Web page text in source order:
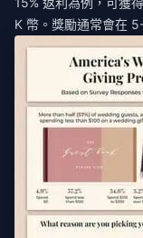
K 幣。獎勵通常會在